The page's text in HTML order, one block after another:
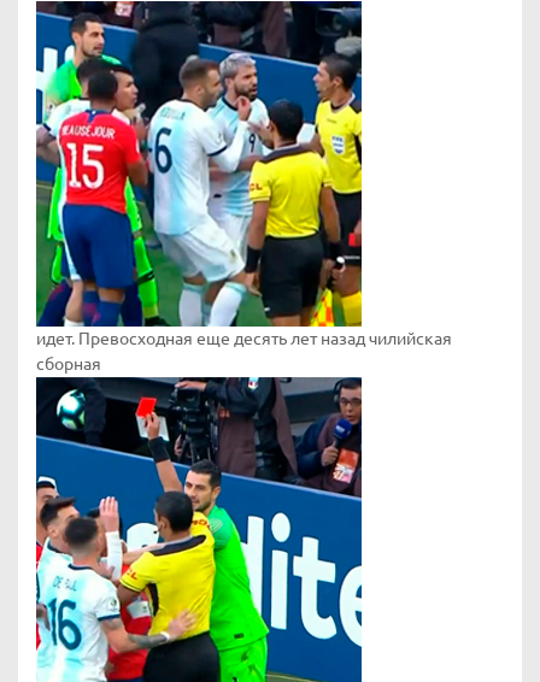
идет. Превосходная еще десять лет назад чилийская
сборная